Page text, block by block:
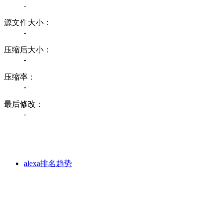
-
源文件大小：
-
压缩后大小：
-
压缩率：
-
最后修改：
-
alexa排名趋势